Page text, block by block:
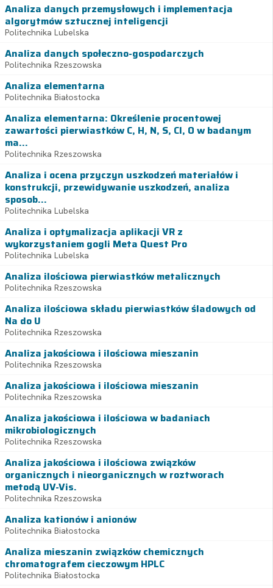
Analiza danych przemysłowych i implementacja
algorytmów sztucznej inteligencji
Politechnika Lubelska
Analiza danych społeczno-gospodarczych
Politechnika Rzeszowska
Analiza elementarna
Politechnika Białostocka
Analiza elementarna: Określenie procentowej
zawartości pierwiastków C, H, N, S, Cl, O w badanym
ma...
Politechnika Rzeszowska
Analiza i ocena przyczyn uszkodzeń materiałów i
konstrukcji, przewidywanie uszkodzeń, analiza
sposob...
Politechnika Lubelska
Analiza i optymalizacja aplikacji VR z
wykorzystaniem gogli Meta Quest Pro
Politechnika Lubelska
Analiza ilościowa pierwiastków metalicznych
Politechnika Rzeszowska
Analiza ilościowa składu pierwiastków śladowych od
Na do U
Politechnika Rzeszowska
Analiza jakościowa i ilościowa mieszanin
Politechnika Rzeszowska
Analiza jakościowa i ilościowa mieszanin
Politechnika Rzeszowska
Analiza jakościowa i ilościowa w badaniach
mikrobiologicznych
Politechnika Rzeszowska
Analiza jakościowa i ilościowa związków
organicznych i nieorganicznych w roztworach
metodą UV-Vis.
Politechnika Rzeszowska
Analiza kationów i anionów
Politechnika Białostocka
Analiza mieszanin związków chemicznych
chromatografem cieczowym HPLC
Politechnika Białostocka